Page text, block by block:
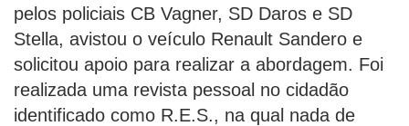
pelos policiais CB Vagner, SD Daros e SD
Stella, avistou o veículo Renault Sandero e
solicitou apoio para realizar a abordagem. Foi
realizada uma revista pessoal no cidadão
identificado como R.E.S., na qual nada de